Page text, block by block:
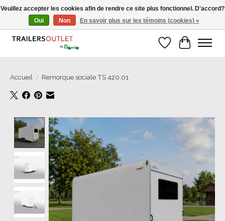
Grosse Auswahl an Anhänger direkt vom Hersteller!
Liste dePanier
Accueil / Remorque sociale TS 420.01
Product image slideshow Items
Veuillez accepter les cookies afin de rendre ce site plus fonctionnel. D'accord?
Oui
Non En savoir plus sur les témoins (cookies) »